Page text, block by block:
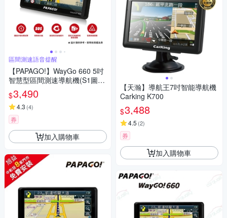
區間測速語音提醒
【PAPAGO!】WayGo 660 5吋
智慧型區間測速導航機(S1圖像
化導航介面/測速語音提醒)~急
$3,490
4.3 (4)
券
加入購物車
【天瀚】導航王7吋智能導航機
Carking K700
$3,488
4.5 (2)
券
加入購物車